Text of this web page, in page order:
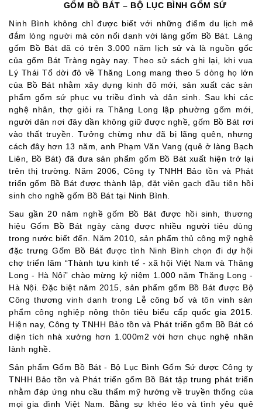
GỐM BỒ BÁT – BỘ LỤC BÌNH GỐM SỨ
Ninh Bình không chỉ được biết với những điểm du lịch mê
đắm lòng người mà còn nổi danh với làng gốm Bồ Bát. Làng
gốm Bồ Bát đã có trên 3.000 năm lịch sử và là nguồn gốc
của gốm Bát Tràng ngày nay. Theo sử sách ghi lại, khi vua
Lý Thái Tổ dời đô về Thăng Long mang theo 5 dòng họ lớn
của Bồ Bát nhằm xây dựng kinh đô mới, sản xuất các sản
phẩm gốm sứ phục vụ triều đình và dân sinh. Sau khi các
nghệ nhân, thợ giỏi ra Thăng Long lập phường gốm mới,
người dân nơi đây dần không giữ được nghề, gốm Bồ Bát rơi
vào thất truyền. Tưởng chừng như đã bị lãng quên, nhưng
cách đây hơn 13 năm, anh Phạm Văn Vang (quê ở làng Bạch
Liên, Bồ Bát) đã đưa sản phẩm gốm Bồ Bát xuất hiện trở lại
trên thị trường. Năm 2006, Công ty TNHH Bảo tồn và Phát
triển gốm Bồ Bát được thành lập, đặt viên gạch đầu tiên hồi
sinh cho nghề gốm Bồ Bát tại Ninh Bình.
Sau gần 20 năm nghề gốm Bồ Bát được hồi sinh, thương
hiệu Gốm Bồ Bát ngày càng được nhiều người tiêu dùng
trong nước biết đến. Năm 2010, sản phẩm thủ công mỹ nghệ
đặc trưng Gốm Bồ Bát được tỉnh Ninh Bình chọn đi dự hội
chợ triển lãm “Thành tựu kinh tế - xã hội Việt Nam và Thăng
Long - Hà Nội” chào mừng kỷ niệm 1.000 năm Thăng Long -
Hà Nội. Đặc biệt năm 2015, sản phẩm gốm Bồ Bát được Bộ
Công thương vinh danh trong Lễ công bố và tôn vinh sản
phẩm công nghiệp nông thôn tiêu biểu cấp quốc gia 2015.
Hiện nay, Công ty TNHH Bảo tồn và Phát triển gốm Bồ Bát có
diện tích nhà xưởng hơn 1.000m2 với hơn chục nghệ nhân
lành nghề.
Sản phẩm Gốm Bồ Bát - Bộ Lục Bình Gốm Sứ được Công ty
TNHH Bảo tồn và Phát triển gốm Bồ Bát tập trung phát triển
nhằm đáp ứng nhu cầu thẩm mỹ hướng về truyền thống của
mọi gia đình Việt Nam. Bằng sự khéo léo và tình yêu quê